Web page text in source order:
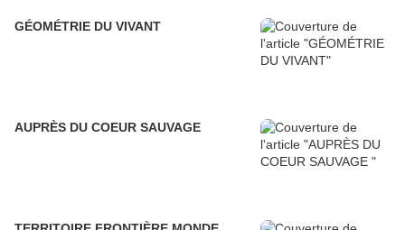
GÉOMÉTRIE DU VIVANT
AUPRÈS DU COEUR SAUVAGE